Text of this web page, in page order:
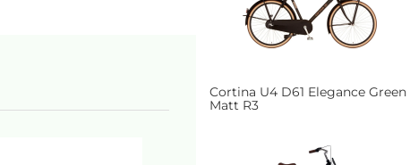
Cortina U4 D61 Elegance Green
Matt R3